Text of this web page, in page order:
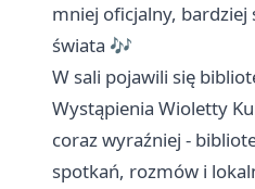
mniej oficjalny,
świata 🎶
W sali pojawili się
Wystąpienia Wioletty
coraz wyraźniej -
spotkań, rozmów i